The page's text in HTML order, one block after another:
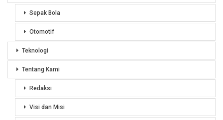
Sepak Bola
Otomotif
Teknologi
Tentang Kami
Redaksi
Visi dan Misi